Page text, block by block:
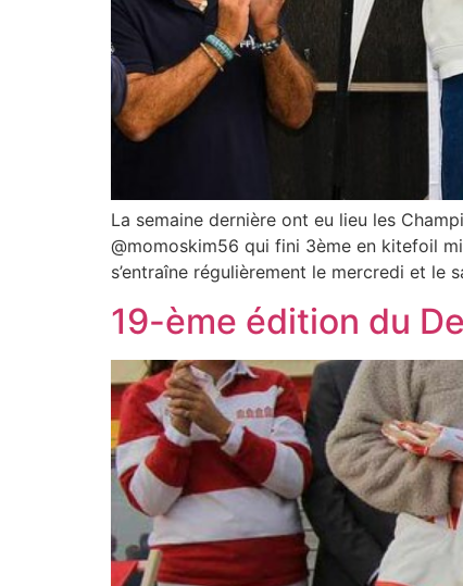
La semaine dernière ont eu lieu les
@momoskim56 qui fini 3ème en kitefoil
s’entraîne régulièrement le mercredi et le
19-ème édition du